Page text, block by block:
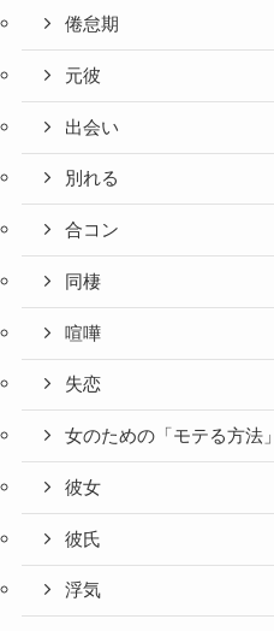
倦怠期
元彼
出会い
別れる
合コン
同棲
喧嘩
失恋
女のための「モテる方法」
彼女
彼氏
浮気